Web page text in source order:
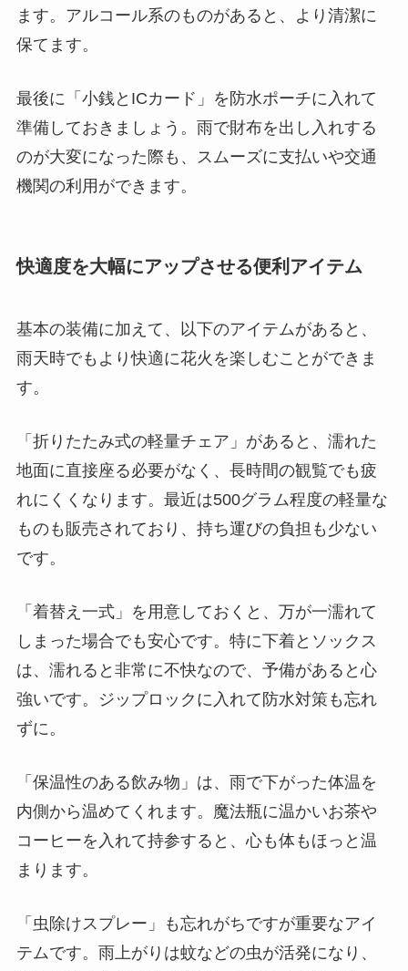
ます。アルコール系のものがあると、より清潔に
保てます。
最後に「小銭とICカード」を防水ポーチに入れて
準備しておきましょう。雨で財布を出し入れする
のが大変になった際も、スムーズに支払いや交通
機関の利用ができます。
快適度を大幅にアップさせる便利アイテム
基本の装備に加えて、以下のアイテムがあると、
雨天時でもより快適に花火を楽しむことができま
す。
「折りたたみ式の軽量チェア」があると、濡れた
地面に直接座る必要がなく、長時間の観覧でも疲
れにくくなります。最近は500グラム程度の軽量な
ものも販売されており、持ち運びの負担も少ない
です。
「着替え一式」を用意しておくと、万が一濡れて
しまった場合でも安心です。特に下着とソックス
は、濡れると非常に不快なので、予備があると心
強いです。ジップロックに入れて防水対策も忘れ
ずに。
「保温性のある飲み物」は、雨で下がった体温を
内側から温めてくれます。魔法瓶に温かいお茶や
コーヒーを入れて持参すると、心も体もほっと温
まります。
「虫除けスプレー」も忘れがちですが重要なアイ
テムです。雨上がりは蚊などの虫が活発になり、